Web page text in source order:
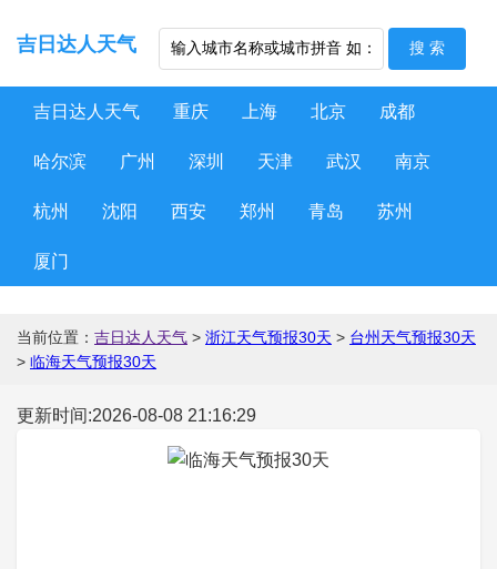
吉日达人天气
吉日达人天气 重庆 上海 北京 成都
哈尔滨 广州 深圳 天津 武汉 南京
杭州 沈阳 西安 郑州 青岛 苏州
厦门
当前位置： 吉日达人天气 > 浙江天气预报30天 > 台州天气预报30天
> 临海天气预报30天
更新时间:2026-08-08 21:16:29